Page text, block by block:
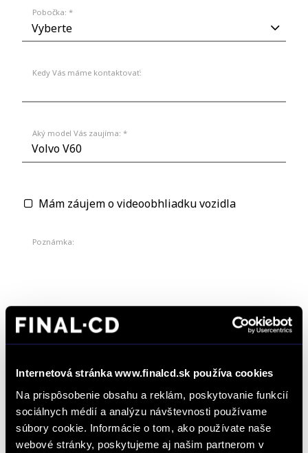
Internetová stránka www.finalcd.sk používa cookies
Na prispôsobenie obsahu a reklám, poskytovanie funkcií
sociálnych médií a analýzu návštevnosti používame
súbory cookie. Informácie o tom, ako používate naše
webové stránky, poskytujeme aj našim partnerom v
Pobočka: *
Kedy Vás máme kontaktovať:
Aký model Vás zaujíma: *
Mám záujem o videoobhliadku vozidla
Poznámka:
*Súhlasím so spracúvaním formulárom poskytnutých osobných údajov na
vybavovania objednávok, dopytov na produkty a služby, žiadostí a podnetov zadaných
prostredníctvom online formulárov na webstránke www.finalcd.sk.S podmienkami